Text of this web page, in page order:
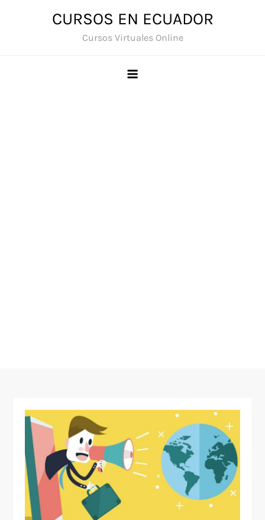
CURSOS EN ECUADOR
Cursos Virtuales Online